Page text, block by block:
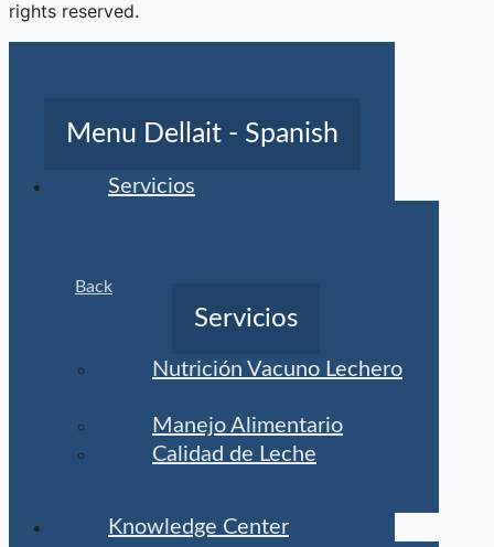
rights reserved.
Menu Dellait - Spanish
Servicios
Back
Servicios
Nutrición Vacuno Lechero
Manejo Alimentario
Calidad de Leche
Knowledge Center